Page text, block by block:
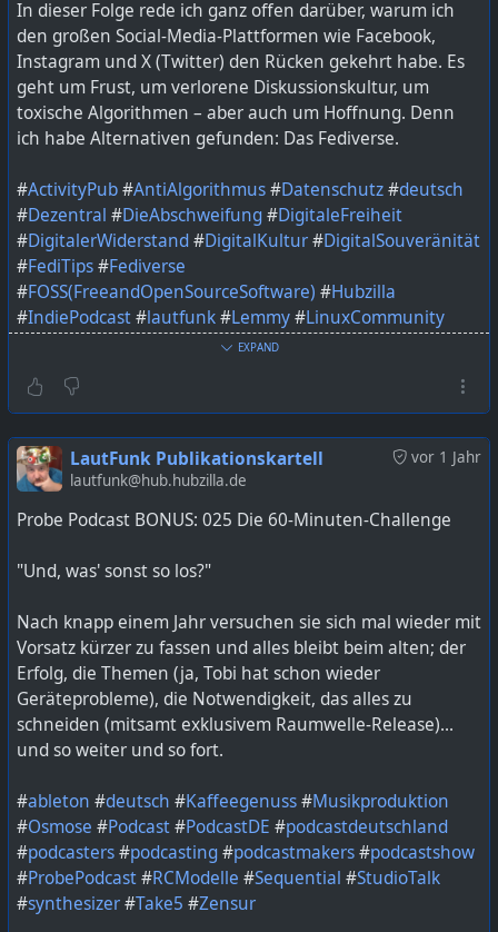
So macht man sich als Netzwerk nicht nur unattraktiv,
sondern schließt genau die Menschen aus, die durch
Inhalte Vielfalt und Perspektiven schaffen.
Ich finde: Wer Inhalte zur Diskussion beiträgt, sollte nicht
#DigitaleVielfalt#Podcast#FacebookWiderspruch
#DieAbschweifung#fediverse
In dieser Folge rede ich ganz offen darüber, warum ich
den großen Social-Media-Plattformen wie Facebook,
Instagram und X (Twitter) den Rücken gekehrt habe. Es
geht um Frust, um verlorene Diskussionskultur, um
toxische Algorithmen – aber auch um Hoffnung. Denn
ich habe Alternativen gefunden: Das Fediverse.
#ActivityPub#AntiAlgorithmus#Datenschutz#deutsch
#Dezentral #DieAbschweifung#DigitaleFreiheit
#DigitalerWiderstand#DigitalKultur#DigitalSouveränität
#FediTips#Fediverse
#FOSS(FreeandOpenSourceSoftware) #Hubzilla
#IndiePodcast#lautfunk#Lemmy#LinuxCommunity
Medienkritik#Misskey
PodcastDeutsch
#podcasting#PodcastLiebe#podcastmakers
#podcastshow#Selfhosting#SozialeNetzwerke
#TechEthik#WegVonBigTech
Bild KI generiert mit ChatGPT
https://lautfunk.uber.space/podcast/die-abschweifung-
EXPAND
vor 1 Jahr
LautFunk Publikationskartell
lautfunk@hub.hubzilla.de
Probe Podcast BONUS: 025 Die 60-Minuten-Challenge
"Und, was' sonst so los?"
Nach knapp einem Jahr versuchen sie sich mal wieder mit
Vorsatz kürzer zu fassen und alles bleibt beim alten; der
Erfolg, die Themen (ja, Tobi hat schon wieder
Geräteprobleme), die Notwendigkeit, das alles zu
schneiden (mitsamt exklusivem Raumwelle-Release)...
und so weiter und so fort.
#ableton #deutsch #Kaffeegenuss#Musikproduktion
#Osmose #Podcast#PodcastDE #podcastdeutschland
#podcasters#podcasting#podcastmakers#podcastshow
#ProbePodcast#RCModelle #Sequential #StudioTalk
#synthesizer#Take5 #Zensur